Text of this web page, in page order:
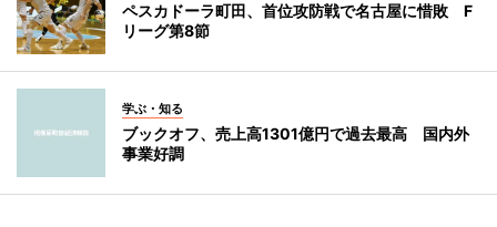
ペスカドーラ町田、首位攻防戦で名古屋に惜敗 F
リーグ第8節
学ぶ・知る
ブックオフ、売上高1301億円で過去最高 国内外
事業好調